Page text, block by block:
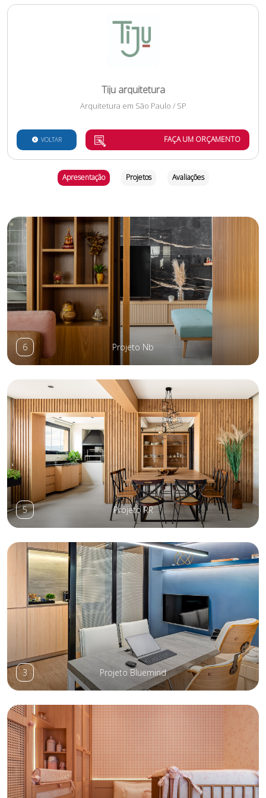
Tiju arquitetura
Arquitetura em São Paulo / SP
VOLTAR FAÇA UM ORÇAMENTO
Apresentação Projetos Avaliações
6 Projeto Nb
5 Projeto RR
3 Projeto Bluemind